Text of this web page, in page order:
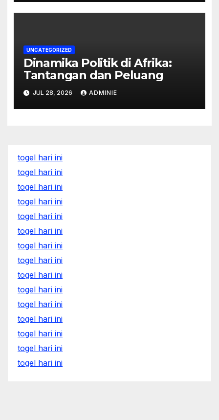
UNCATEGORIZED
Dinamika Politik di Afrika:
Tantangan dan Peluang
JUL 28, 2026 ADMINIE
togel hari ini
togel hari ini
togel hari ini
togel hari ini
togel hari ini
togel hari ini
togel hari ini
togel hari ini
togel hari ini
togel hari ini
togel hari ini
togel hari ini
togel hari ini
togel hari ini
togel hari ini